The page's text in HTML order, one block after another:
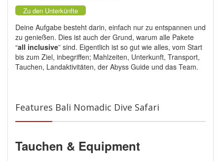
Zu den Unterkünfte
Deine Aufgabe besteht darin, einfach nur zu entspannen und
zu genießen. Dies ist auch der Grund, warum alle Pakete
“all inclusive” sind. Eigentlich ist so gut wie alles, vom Start
bis zum Ziel, inbegriffen; Mahlzeiten, Unterkunft, Transport,
Tauchen, Landaktivitäten, der Abyss Guide und das Team.
Features Bali Nomadic Dive Safari
Tauchen & Equipment